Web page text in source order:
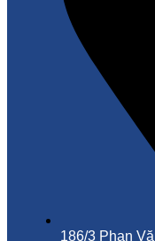
186/3 Phan